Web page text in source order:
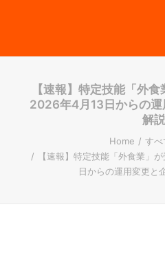
【速報】特定技能「外食
2026年4月13日からの運
解説
Home
すべ
【速報】特定技能「外食業」
日からの運用変更と